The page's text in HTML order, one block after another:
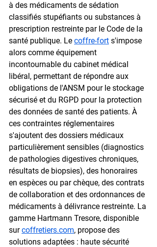
à des médicaments de sédation
classifiés stupéfiants ou substances à
prescription restreinte par le Code de la
santé publique. Le coffre-fort s'impose
alors comme équipement
incontournable du cabinet médical
libéral, permettant de répondre aux
obligations de l'ANSM pour le stockage
sécurisé et du RGPD pour la protection
des données de santé des patients. À
ces contraintes réglementaires
s'ajoutent des dossiers médicaux
particulièrement sensibles (diagnostics
de pathologies digestives chroniques,
résultats de biopsies), des honoraires
en espèces ou par chèque, des contrats
de collaboration et des ordonnances de
médicaments à délivrance restreinte. La
gamme Hartmann Tresore, disponible
sur coffretiers.com, propose des
solutions adaptées : haute sécurité